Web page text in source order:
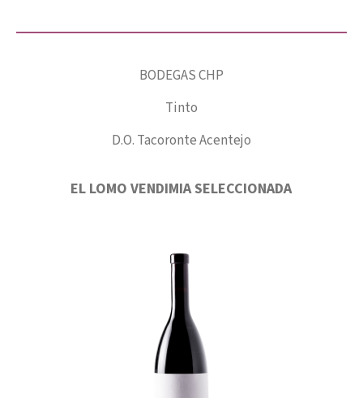
BODEGAS CHP
Tinto
D.O. Tacoronte Acentejo
EL LOMO VENDIMIA SELECCIONADA